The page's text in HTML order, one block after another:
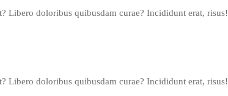
Libero doloribus quibusdam curae? Incididunt erat, risus!
Libero doloribus quibusdam curae? Incididunt erat, risus!